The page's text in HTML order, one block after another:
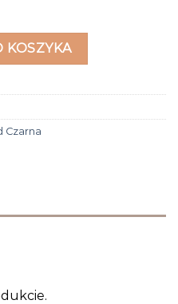
KOSZYKA
Czarna